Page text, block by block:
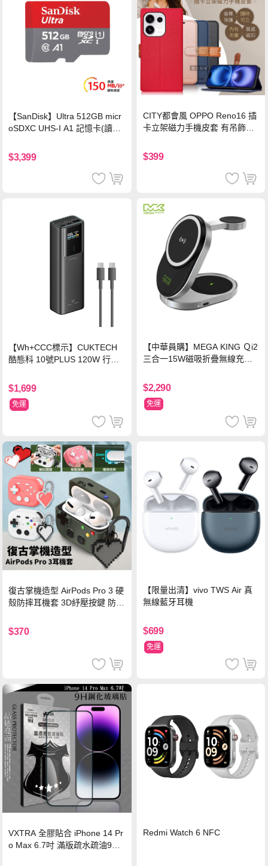
【SanDisk】Ultra 512GB micr
oSDXC UHS-I A1 記憶卡(讀取
$3,399
CITY都會風 OPPO Reno16 插
卡立架磁力手機皮套 有吊飾孔
$399
【Wh+CCC標示】CUKTECH
酷態科 10號PLUS 120W 行動
色
$1,699
免運
【中華員購】MEGA KING Ｑi2
三合一15W磁吸折疊無線充電
$2,290
免運
復古掌機造型 AirPods Pro 3 硬
殼防摔耳機套 3D紓壓按鍵 防開
$370
【限量出清】vivo TWS Air 真
無線藍牙耳機
$699
免運
VXTRA 全膠貼合 iPhone 14 Pr
o Max 6.7吋 滿版疏水疏油9H
Redmi Watch 6 NFC